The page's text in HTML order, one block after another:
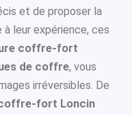
et de proposer la
à leur expérience, ces
coffre-fort
de coffre, vous
irréversibles. De
fort Loncin